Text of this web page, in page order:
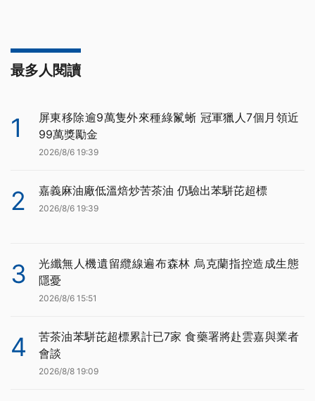
最多人閱讀
1
屏東移除逾9萬隻外來種綠鬣蜥 冠軍獵人7個月領近
99萬獎勵金
2026/8/6 19:39
2 嘉義麻油廠低溫焙炒苦茶油 仍驗出苯駢芘超標
2026/8/6 19:39
3
光纖無人機遺留纜線遍布森林 烏克蘭指控造成生態
隱憂
2026/8/6 15:51
4
苦茶油苯駢芘超標累計已7家 食藥署將赴雲嘉與業者
會談
2026/8/8 19:09